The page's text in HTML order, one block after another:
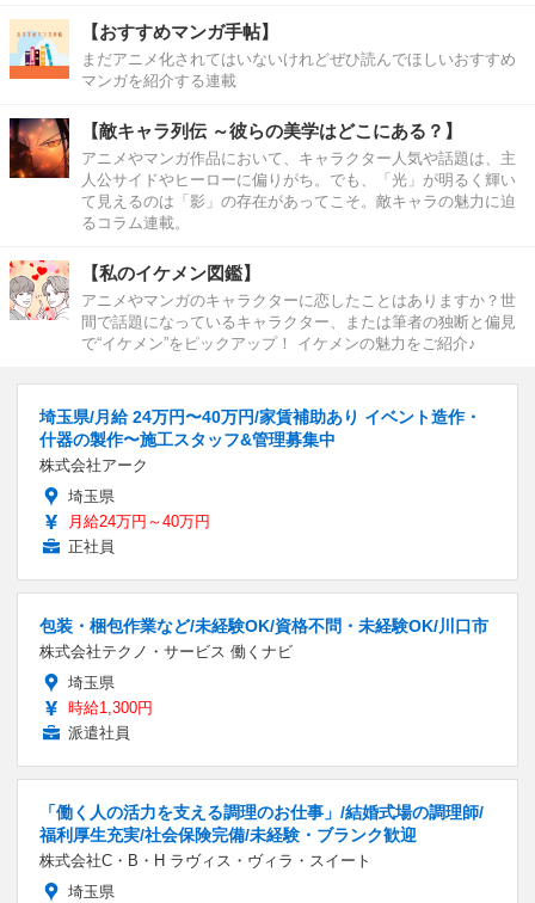
【おすすめマンガ手帖】
まだアニメ化されてはいないけれどぜひ読んでほしいおすすめ
マンガを紹介する連載
【敵キャラ列伝 ～彼らの美学はどこにある？】
アニメやマンガ作品において、キャラクター人気や話題は、主
人公サイドやヒーローに偏りがち。でも、「光」が明るく輝い
て見えるのは「影」の存在があってこそ。敵キャラの魅力に迫
るコラム連載。
【私のイケメン図鑑】
アニメやマンガのキャラクターに恋したことはありますか？世
間で話題になっているキャラクター、または筆者の独断と偏見
で“イケメン”をピックアップ！ イケメンの魅力をご紹介♪
埼玉県/月給 24万円〜40万円/家賃補助あり イベント造作・
什器の製作〜施工スタッフ&管理募集中
株式会社アーク
埼玉県
月給24万円～40万円
正社員
包装・梱包作業など/未経験OK/資格不問・未経験OK/川口市
株式会社テクノ・サービス 働くナビ
埼玉県
時給1,300円
派遣社員
「働く人の活力を支える調理のお仕事」/結婚式場の調理師/
福利厚生充実/社会保険完備/未経験・ブランク歓迎
株式会社C・B・H ラヴィス・ヴィラ・スイート
埼玉県